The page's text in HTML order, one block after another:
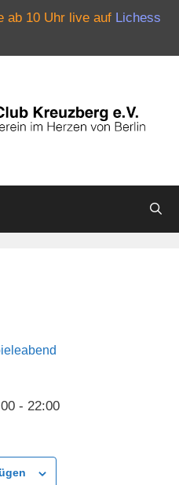
ab 10 Uhr live auf Lichess
- 22:00